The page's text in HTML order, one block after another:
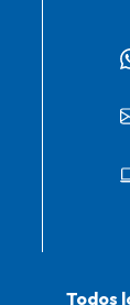
Todos